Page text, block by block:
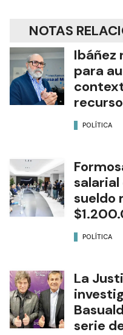
NOTAS
Ibáñez
para
POLÍTICA
salarial
sueldo
POLÍTICA
La
serie